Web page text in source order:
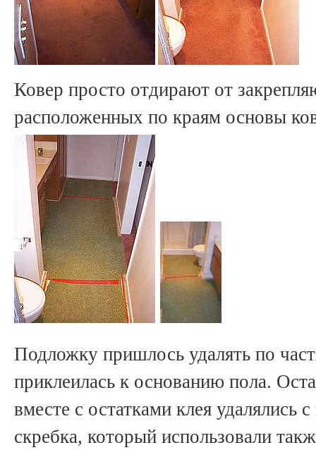
Ковер просто отдирают от
расположенных по краям основы
Подложку пришлось удалять по
приклеилась к основанию пола.
вместе с остатками клея удалялись
скребка, который использовали